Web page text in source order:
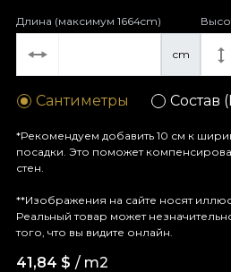
cm
Длина (максимум 1664cm)
Сантиметры Состав
*Рекомендуем добавить 10 см к
посадки. Это поможет
стен.
**Изображения на сайте носят
Реальный товар может
того, что вы видите онлайн.
41,84 $ / m2